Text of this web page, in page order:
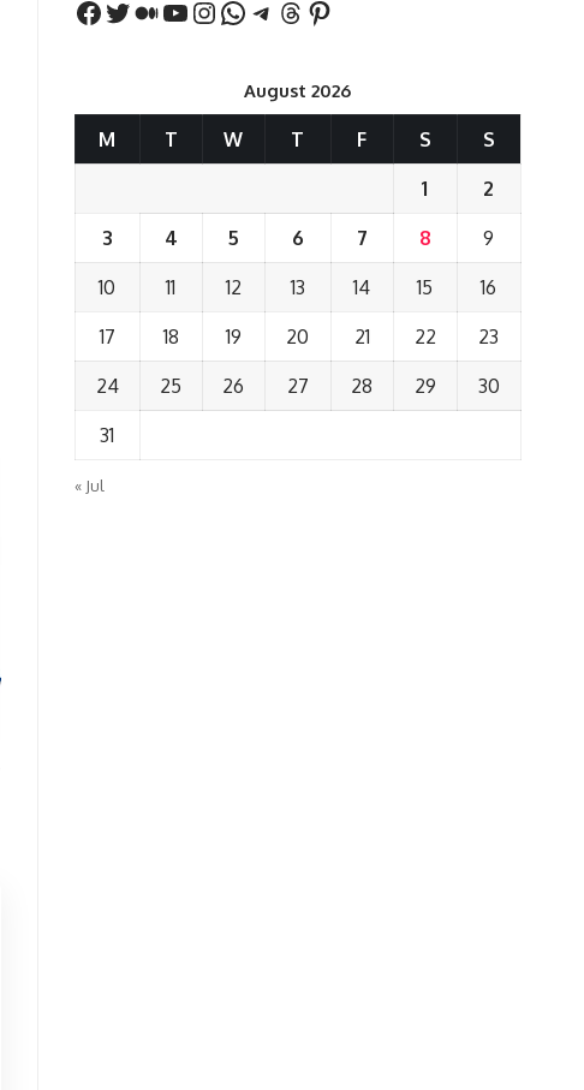
August 2026
M T W T F S S
1 2
3 4 5 6 7 8 9
10 11 12 13 14 15 16
17 18 19 20 21 22 23
24 25 26 27 28 29 30
31
« Jul